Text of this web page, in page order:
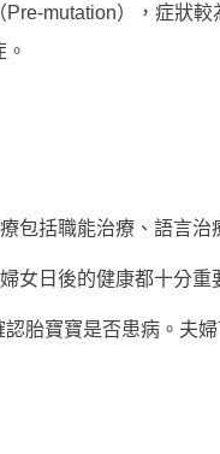
Pre-mutation），症狀較
包括職能治療、語言治
婦女日後的健康都十分重
認胎寶寶是否患病。 夫